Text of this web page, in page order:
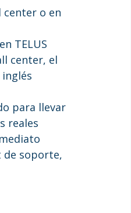
center o en
TELUS
center, el
para llevar
reales
de soporte,